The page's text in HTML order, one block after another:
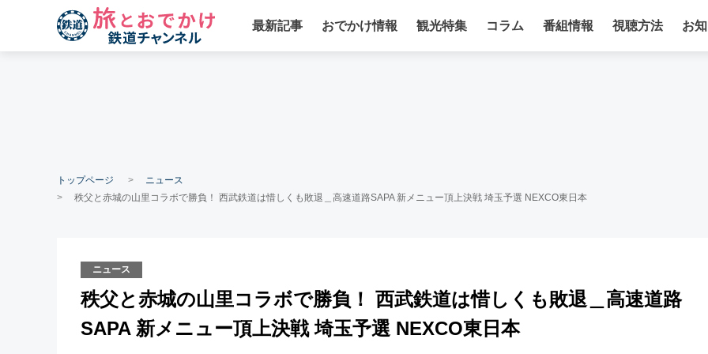
最新記事 おでかけ情報 観光特集 コラム 番組情報 視聴方法 お
トップページ
ニュース
秩父と赤城の山里コラボで勝負！ 西武鉄道は惜しくも敗退＿高速道路SAPA 新メニュー頂上決戦 埼玉予選 NEXCO東日本
ニュース
秩父と赤城の山里コラボで勝負！ 西武鉄道は惜しくも敗退＿高速道路
SAPA 新メニュー頂上決戦 埼玉予選 NEXCO東日本